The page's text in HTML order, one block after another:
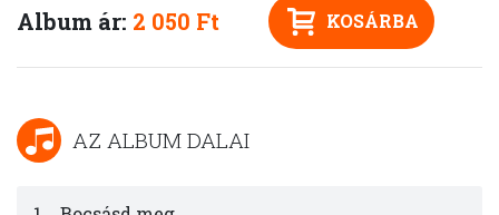
Album ár: 2 050 Ft KOSÁRBA
AZ ALBUM DALAI